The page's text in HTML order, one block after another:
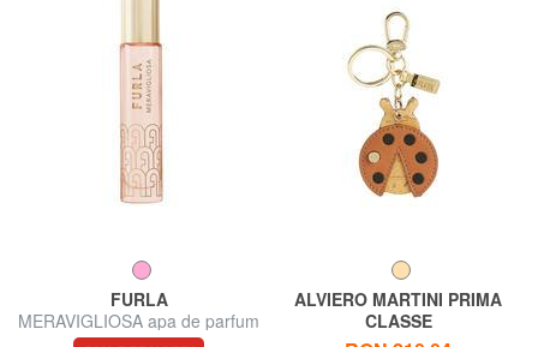
FURLA
MERAVIGLIOSA apa de parfum
ALVIERO MARTINI PRIMA
CLASSE